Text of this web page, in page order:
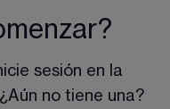
sesión en la
no tiene una?